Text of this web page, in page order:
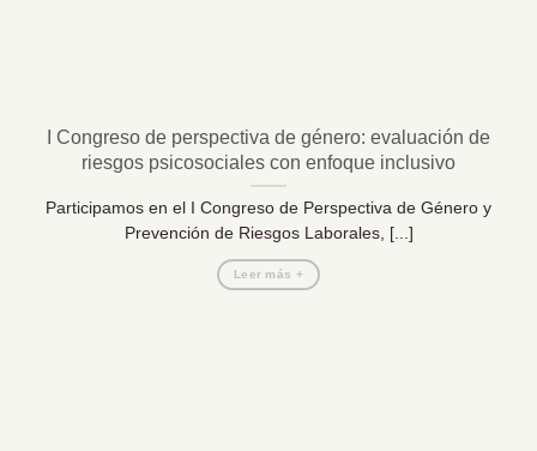
I Congreso de perspectiva de género: evaluación de
riesgos psicosociales con enfoque inclusivo
Participamos en el I Congreso de Perspectiva de Género y
Prevención de Riesgos Laborales, [...]
Leer más +